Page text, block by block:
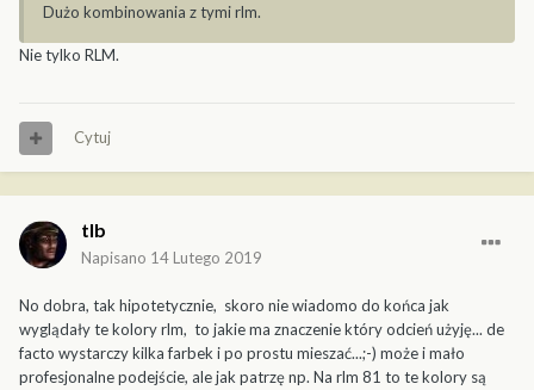
Dużo kombinowania z tymi rlm.
Nie tylko RLM.
Cytuj
tlb
Napisano 14 Lutego 2019
No dobra, tak hipotetycznie, skoro nie wiadomo do końca jak
wyglądały te kolory rlm, to jakie ma znaczenie który odcień użyję... de
facto wystarczy kilka farbek i po prostu mieszać...;-) może i mało
profesjonalne podejście, ale jak patrzę np. Na rlm 81 to te kolory są